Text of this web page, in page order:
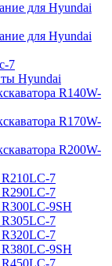
для Hyundai
для Hyundai
7
Hyundai
R140W-
R170W-
R200W-
R210LC-7
R290LC-7
R300LC-9SH
R305LC-7
R320LC-7
R380LC-9SH
R450LC-7